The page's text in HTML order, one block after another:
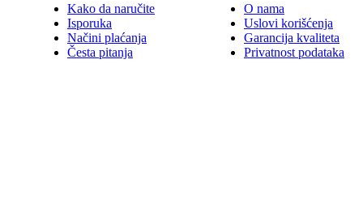
Kako da naručite
Isporuka
Načini plaćanja
Česta pitanja
O nama
Uslovi korišćenja
Garancija kvaliteta
Privatnost podataka